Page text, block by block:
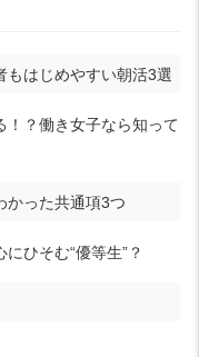
もはじめやすい朝活3選
！？働き女子なら知って
かった共通項3つ
ひそむ“優等生”？